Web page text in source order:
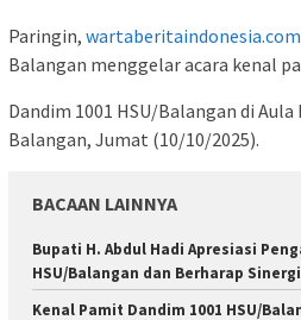
Paringin, wartaberitaindonesia.com
Balangan menggelar acara kenal
Dandim 1001 HSU/Balangan di
Balangan, Jumat (10/10/2025).
BACAAN LAINNYA
Bupati H. Abdul Hadi Apresiasi
HSU/Balangan dan Berharap
Kenal Pamit Dandim 1001 HSU/